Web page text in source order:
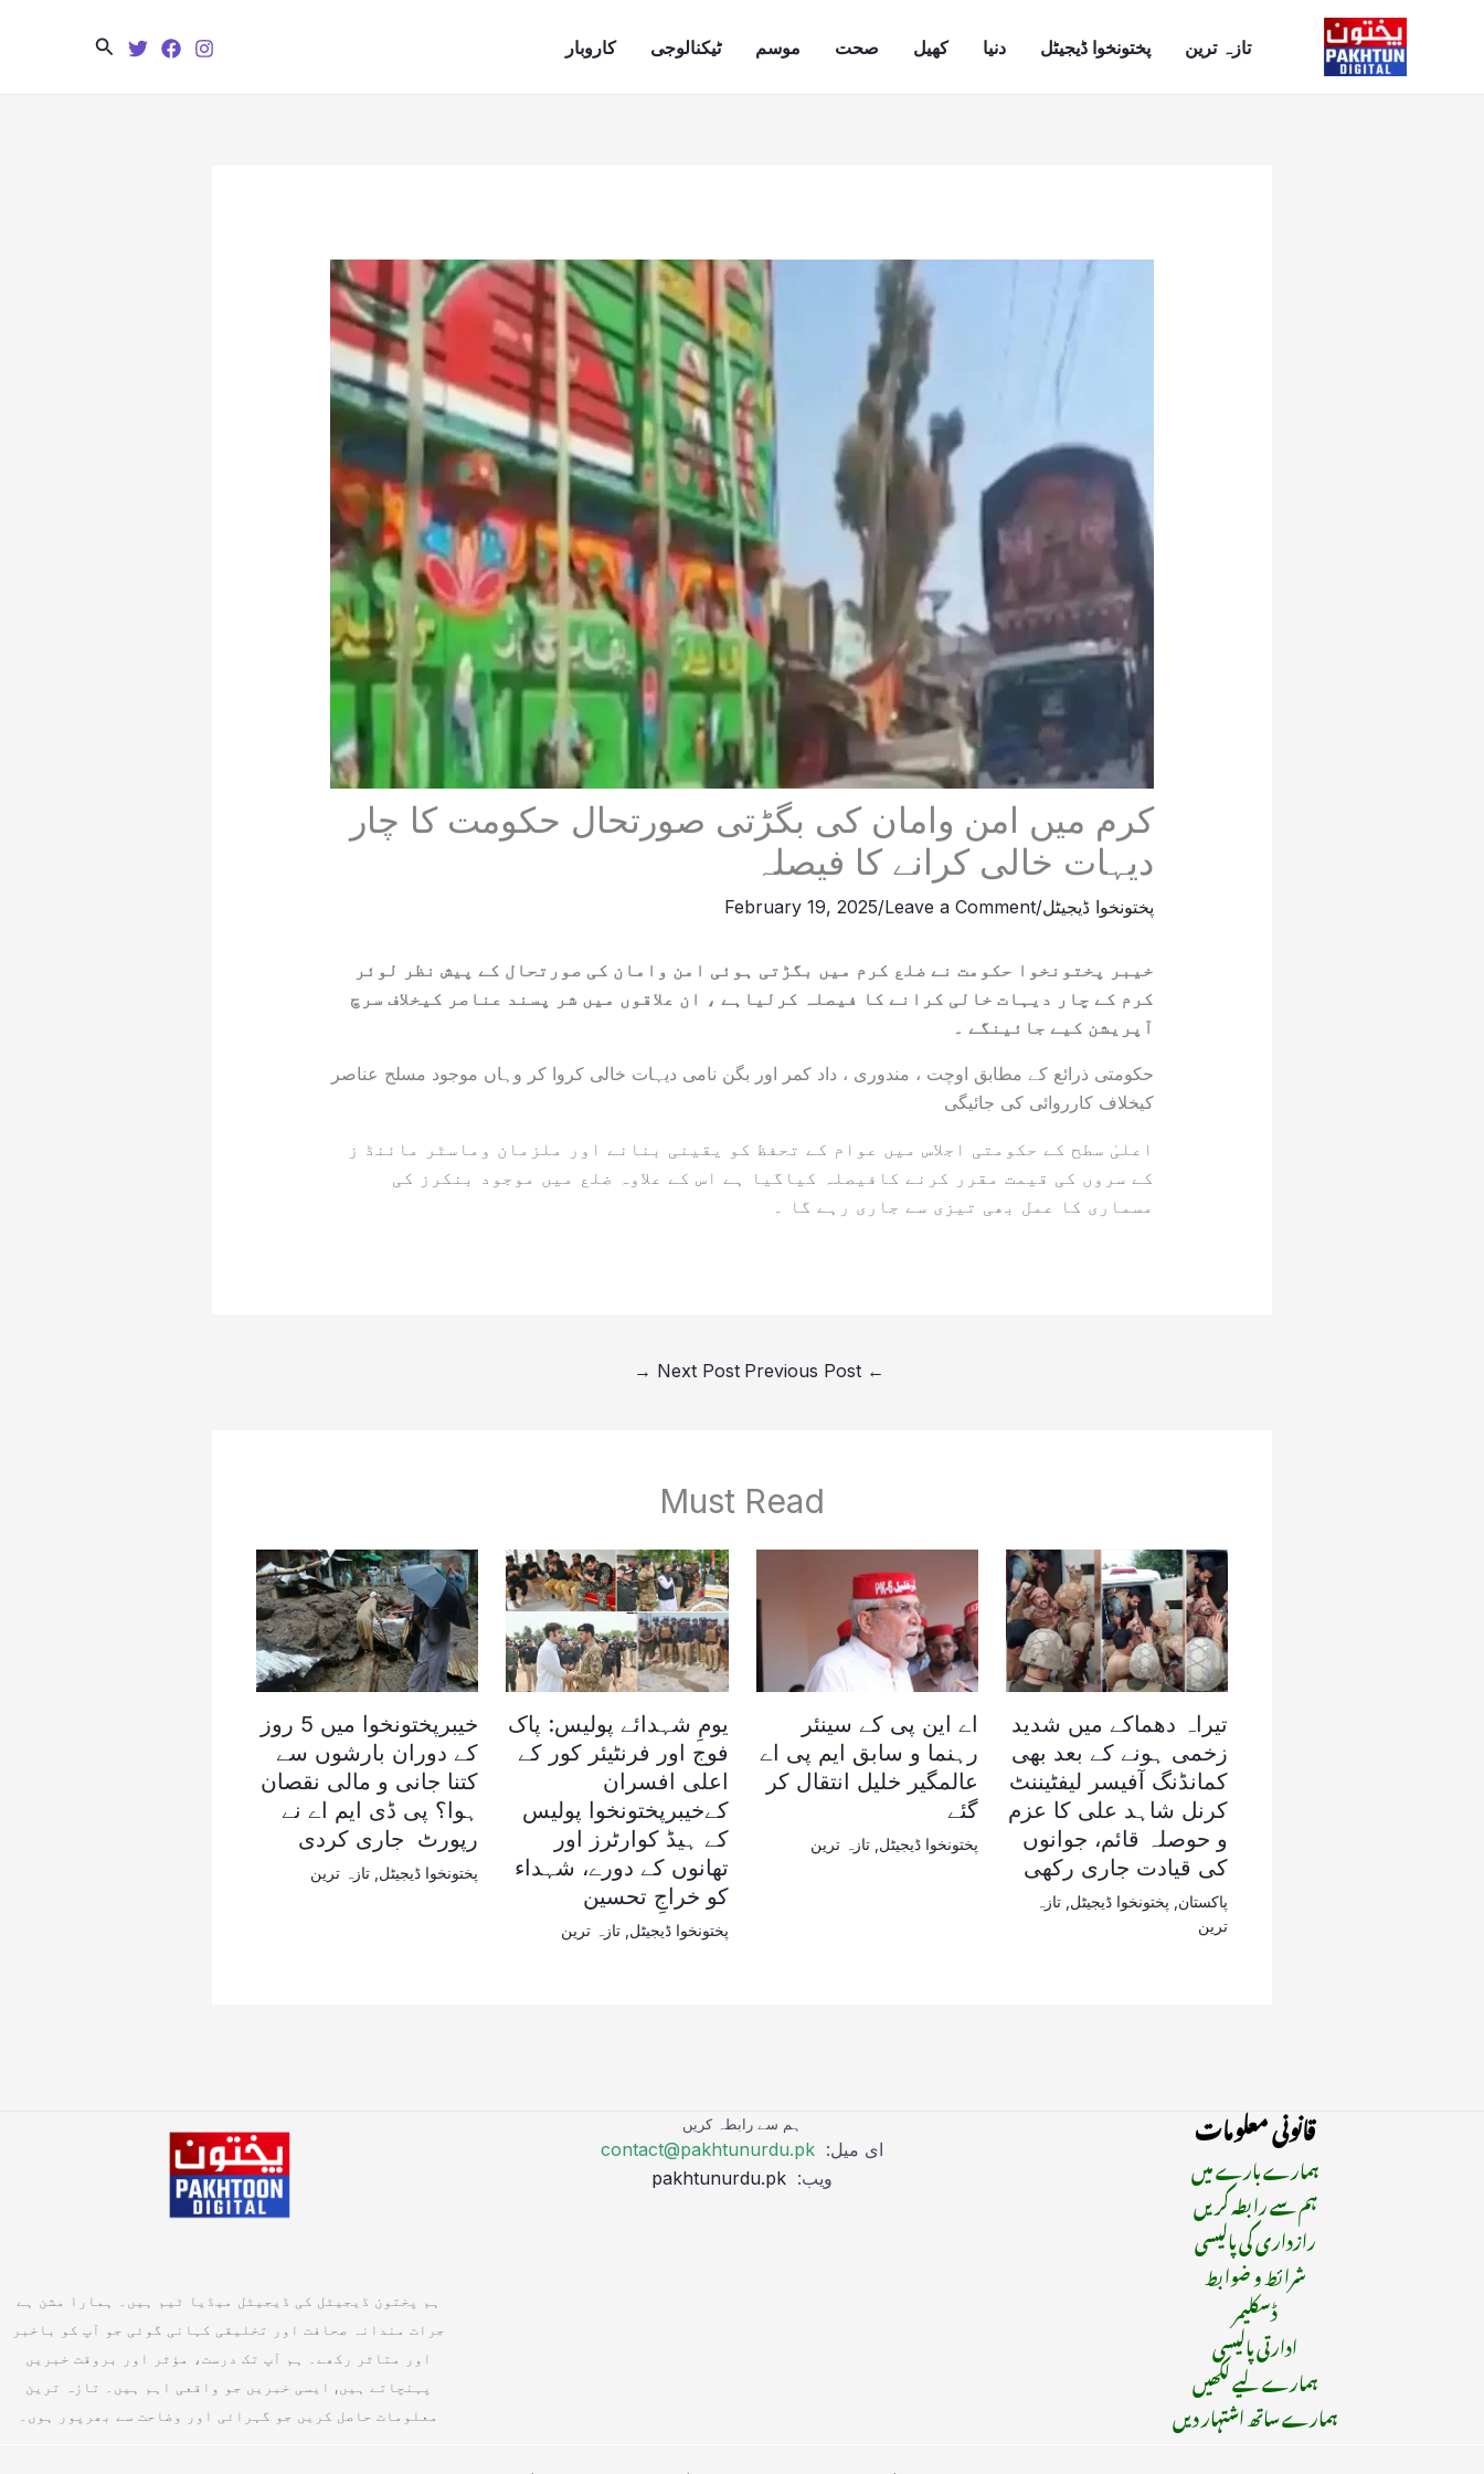
تازہ ترین پختونخوا ڈیجیٹل دنیا کھیل صحت موسم ٹیکنالوجی کاروبار Search
کرم میں امن وامان کی بگڑتی صورتحال حکومت کا چار
دیہات خالی کرانے کا فیصلہ
پختونخوا ڈیجیٹل/
Leave a Comment
/
February 19, 2025
خیبر پختونخوا حکومت نے ضلع کرم میں بگڑتی ہوئی امن وامان کی صورتحال کے پیش نظر لوئر
کرم کے چار دیہات خالی کرانے کا فیصلہ کرلیاہے ، ان علاقوں میں شر پسند عناصر کیخلاف سرچ
آپریشن کیے جائینگے ۔
حکومتی ذرائع کے مطابق اوچت ، مندوری ، داد کمر اور بگن نامی دیہات خالی کروا کر وہاں موجود مسلح عناصر
کیخلاف کارروائی کی جائیگی
اعلیٰ سطح کے حکومتی اجلاس میں عوام کے تحفظ کو یقینی بنانے اور ملزمان وماسٹر مائنڈ ز
کے سروں کی قیمت مقرر کرنے کافیصلہ کیاگیا ہے اس کے علاوہ ضلع میں موجود بنکرز کی
مسماری کا عمل بھی تیزی سے جاری رہے گا ۔
←
Next Post
→
Must Read
تیراہ دھماکے میں شدید
زخمی ہونے کے بعد بھی
کمانڈنگ آفیسر لیفٹیننٹ
کرنل شاہد علی کا عزم
و حوصلہ قائم، جوانوں
کی قیادت جاری رکھی
پاکستان پختونخوا ڈیجیٹل تازہ
ترین
اے این پی کے سینئر
رہنما و سابق ایم پی اے
عالمگیر خلیل انتقال کر
گئے
پختونخوا ڈیجیٹل ,تازہ ترین
یومِ شہدائے پولیس: پاک
فوج اور فرنٹیئر کور کے
اعلی افسران
کےخیبرپختونخوا پولیس
کے ہیڈ کوارٹرز اور
تھانوں کے دورے، شہداء
کو خراجِ تحسین
پختونخوا ڈیجیٹل ,تازہ ترین
خیبرپختونخوا میں 5 روز
کے دوران بارشوں سے
کتنا جانی و مالی نقصان
ہوا؟ پی ڈی ایم اے نے
رپورٹ جاری کردی
پختونخوا ڈیجیٹل تازہ ترین
قانونی معلومات
ہمارے بارے میں
ہم سے رابطہ کریں
رازداری کی پالیسی
شرائط و ضوابط
ڈسکلیمر
ادارتی پالیسی
ہمارے لیے لکھیں
ہمارے ساتھ اشتہار دیں
ہم سے رابطہ کریں
ای میل: contact@pakhtunurdu.pk
ویب:
ہم پختون ڈیجیٹل کی ڈیجیٹل میڈیا ٹیم ہیں۔ ہمارا مشن ہے
جرات مندانہ صحافت اور تخلیقی کہانی گوئی جو آپ کو باخبر
اور متاثر رکھے۔ ہم آپ تک درست، مؤثر اور بروقت خبریں
پہنچاتے ہیں, ایسی خبریں جو واقعی اہم ہیں۔ تازہ ترین
معلومات حاصل کریں جو گہرائی اور وضاحت سے بھرپور ہوں۔